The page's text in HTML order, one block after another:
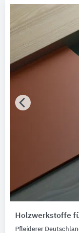
Holzwerkstoffe
Pfleiderer